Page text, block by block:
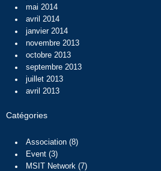
mai 2014
avril 2014
janvier 2014
novembre 2013
octobre 2013
septembre 2013
juillet 2013
avril 2013
Catégories
Association(8)
Event(3)
MSIT Network(7)